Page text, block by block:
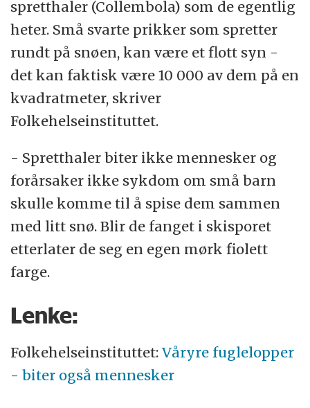
spretthaler (Collembola) som de egentlig
heter. Små svarte prikker som spretter
rundt på snøen, kan være et flott syn -
det kan faktisk være 10 000 av dem på en
kvadratmeter, skriver
Folkehelseinstituttet.
- Spretthaler biter ikke mennesker og
forårsaker ikke sykdom om små barn
skulle komme til å spise dem sammen
med litt snø. Blir de fanget i skisporet
etterlater de seg en egen mørk fiolett
farge.
Lenke:
Folkehelseinstituttet:Våryre fuglelopper
- biter også mennesker